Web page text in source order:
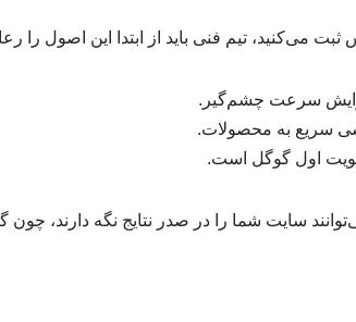
تیم فنی باید از ابتدا این اصول را
سایت شما را در صدر نتایج نگه دارند، چون